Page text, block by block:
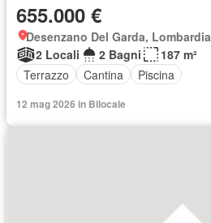
655.000 €
Desenzano Del Garda, Lombardia
2 Locali
2 Bagni
187 m²
Terrazzo
Cantina Piscina
12 mag 2026 in Bilocale